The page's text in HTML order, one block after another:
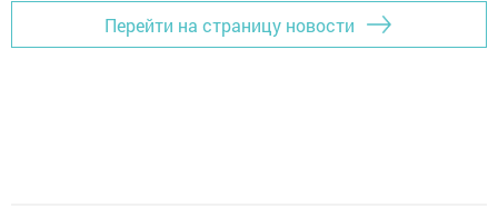
Перейти на страницу новости